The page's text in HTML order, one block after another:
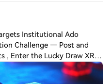
Institutional Ado
Challenge — Post and
, Enter the Lucky Draw XRPL
takes another step toward